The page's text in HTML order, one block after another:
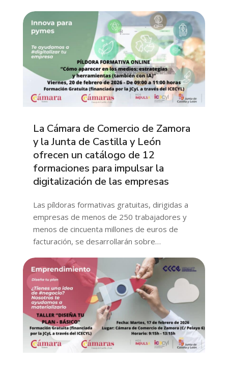
La Cámara de Comercio de Zamora
y la Junta de Castilla y León
ofrecen un catálogo de 12
formaciones para impulsar la
digitalización de las empresas
Las píldoras formativas gratuitas, dirigidas a
empresas de menos de 250 trabajadores y
menos de cincuenta millones de euros de
facturación, se desarrollarán sobre…